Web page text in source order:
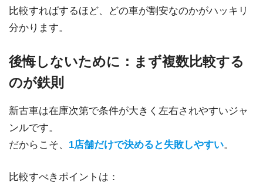
比較すればするほど、どの車が割安なのかがハッキリ
分かります。
後悔しないために：まず複数比較する
のが鉄則
新古車は在庫次第で条件が大きく左右されやすいジャ
ンルです。
だからこそ、 1店舗だけで決めると失敗しやすい。
比較すべきポイントは：